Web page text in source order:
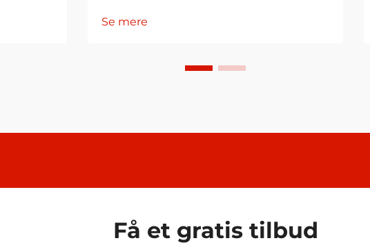
Se mere
Få et gratis tilbud